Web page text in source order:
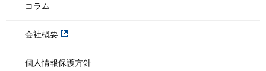
コラム
会社概要
個人情報保護方針